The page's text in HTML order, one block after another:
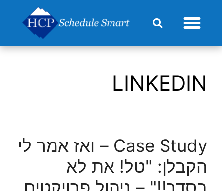
LINKEDIN
Case Study – ואז אמר לי
הקבלן: "טל! את לא